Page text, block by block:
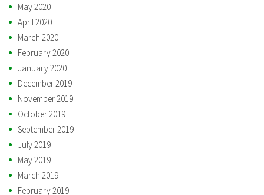
May 2020
April 2020
March 2020
February 2020
January 2020
December 2019
November 2019
October 2019
September 2019
July 2019
May 2019
March 2019
February 2019